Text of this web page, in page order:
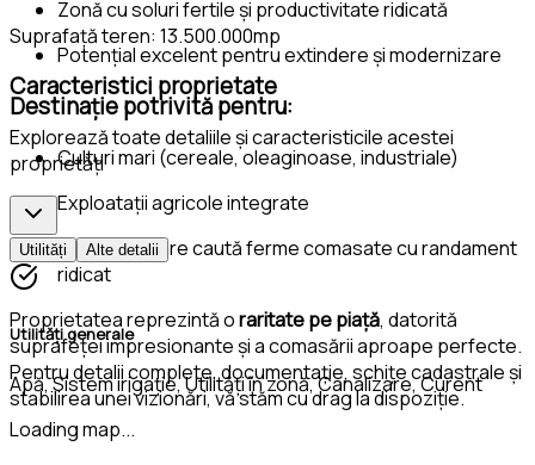
Zonă cu soluri fertile și productivitate ridicată
Potențial excelent pentru extindere și modernizare
Destinație potrivită pentru:
Culturi mari (cereale, oleaginoase, industriale)
Exploatații agricole integrate
Investitori care caută ferme comasate cu randament
ridicat
Proprietatea reprezintă oraritate pe piață, datorită
suprafeței impresionante și a comasării aproape perfecte.
Pentru detalii complete, documentație, schițe cadastrale și
stabilirea unei vizionări, vă stăm cu drag la dispoziție.
Suprafață teren: 13.500.000mp
Caracteristici proprietate
Explorează toate detaliile și caracteristicile acestei
proprietăți
Utilități Alte detalii
Utilități generale
Apă, Sistem irigație, Utilități în zonă, Canalizare, Curent
Loading map...